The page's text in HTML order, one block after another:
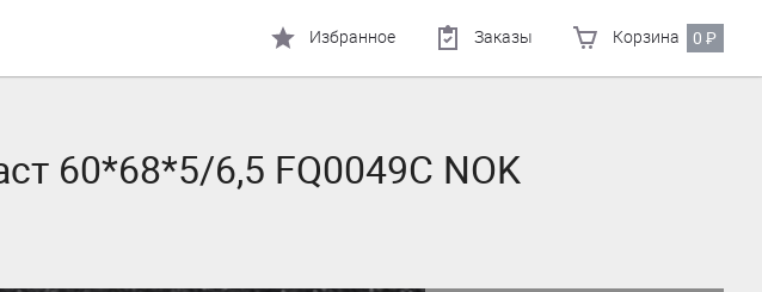
Избранное Заказы Корзина 0₽
60*68*5/6,5 FQ0049C NOK